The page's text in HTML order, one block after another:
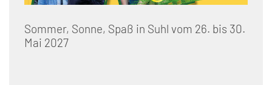
Sommer, Sonne, Spaß in Suhl vom 26. bis 30.
Mai 2027